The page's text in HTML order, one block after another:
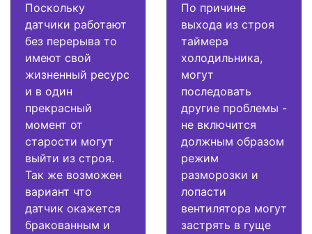
Поскольку
датчики работают
без перерыва то
имеют свой
жизненный ресурс
и в один
прекрасный
момент от
старости могут
выйти из строя.
Так же возможен
вариант что
датчик окажется
бракованным и
По причине
выхода из строя
таймера
холодильника,
могут
последовать
другие проблемы -
не включится
должным образом
режим
разморозки и
лопасти
вентилятора могут
застрять в гуще